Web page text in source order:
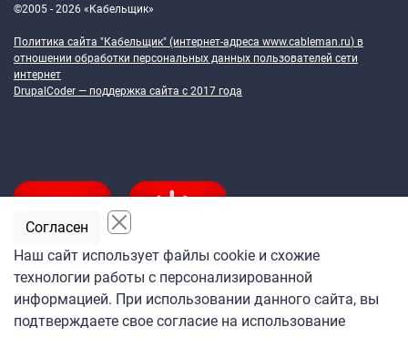
©2005 - 2026 «Кабельщик»
Политика сайта "Кабельщик" (интернет-адреса www.cableman.ru) в
отношении обработки персональных данных пользователей сети
интернет
DrupalCoder — поддержка сайта c 2017 года
Подпишитесь
на ежедневную рассылку
Наш сайт использует файлы cookie и схожие
технологии работы с персонализированной
информацией. При использовании данного сайта, вы
подтверждаете свое согласие на использование
Согласен